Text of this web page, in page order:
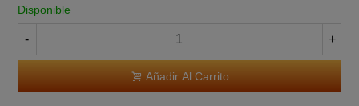
Disponible
- +
Añadir Al Carrito